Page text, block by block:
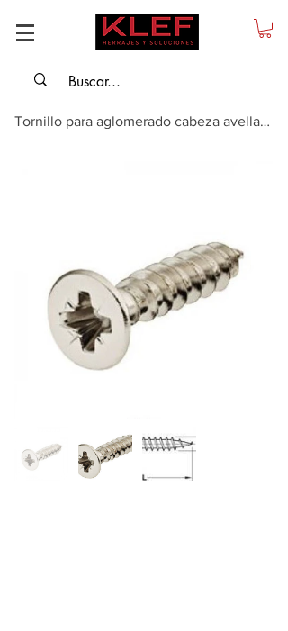
Tornillo para aglomerado cabeza avellanada - rosca completa Ø3.5 mm x 15mm